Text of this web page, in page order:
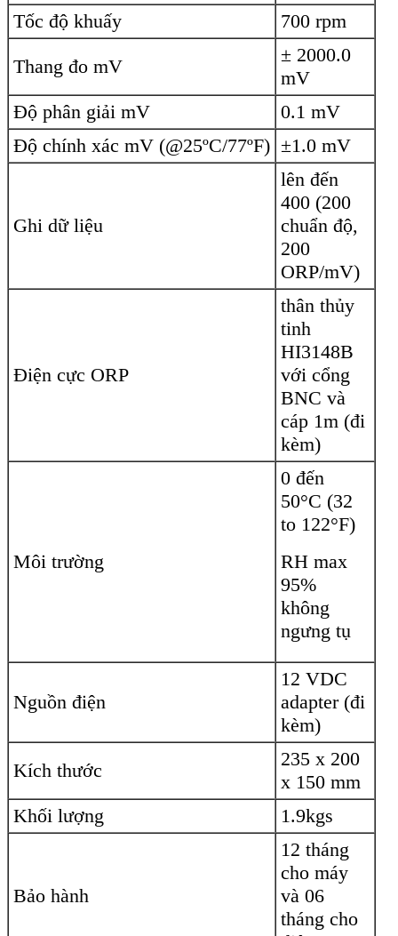
Tốc độ khuấy
700 rpm
Thang đo mV
± 2000.0
mV
Độ phân giải mV
0.1 mV
Độ chính xác mV (@25ºC/77ºF) ±1.0 mV
Ghi dữ liệu
lên đến
400 (200
chuẩn độ,
200
ORP/mV)
Điện cực ORP
thân thủy
tinh
HI3148B
với cổng
BNC và
cáp 1m (đi
kèm)
Môi trường
0 đến
50°C (32
to 122°F)
RH max
95%
không
ngưng tụ
Nguồn điện
12 VDC
adapter (đi
kèm)
Kích thước
235 x 200
x 150 mm
Khối lượng
1.9kgs
Bảo hành
12 tháng
cho máy
và 06
tháng cho